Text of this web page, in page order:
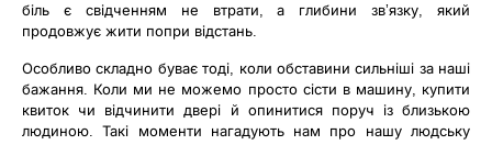
біль є свідченням не втрати, а глибини зв’язку, який
продовжує жити попри відстань.
Особливо складно буває тоді, коли обставини сильніші за наші
бажання. Коли ми не можемо просто сісти в машину, купити
квиток чи відчинити двері й опинитися поруч із близькою
людиною. Такі моменти нагадують нам про нашу людську